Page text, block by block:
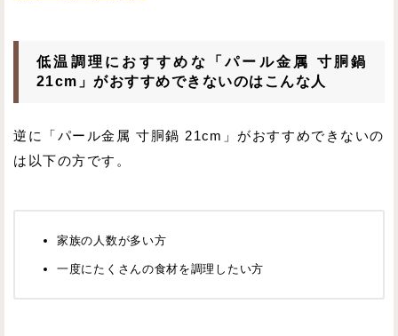
低温調理におすすめな「パール金属 寸胴鍋
21cm」がおすすめできないのはこんな人
逆に「パール金属 寸胴鍋 21cm」がおすすめできないの
は以下の方です。
家族の人数が多い方
一度にたくさんの食材を調理したい方